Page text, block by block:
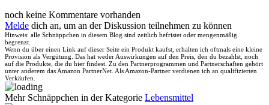
noch keine Kommentare vorhanden
Melde dich an, um an der Diskussion teilnehmen zu können
Hinweis: alle Schnäppchen in diesem Blog sind zeitlich befristet oder mengenmäßig
begrenzt.
Wenn du über einen Link auf dieser Seite ein Produkt kaufst, erhalten ich oftmals eine kleine
Provision als Vergütung. Das hat weder Auswirkungen auf den Preis, den du bezahlst, noch
auf die Produkte, die du hier findest. Zu den Partnerprogrammen und Partnerschaften gehört
unter anderem das Amazon PartnerNet. Als Amazon-Partner verdienen ich an qualifizierten
Verkäufen.
Mehr Schnäppchen in der Kategorie Lebensmittel